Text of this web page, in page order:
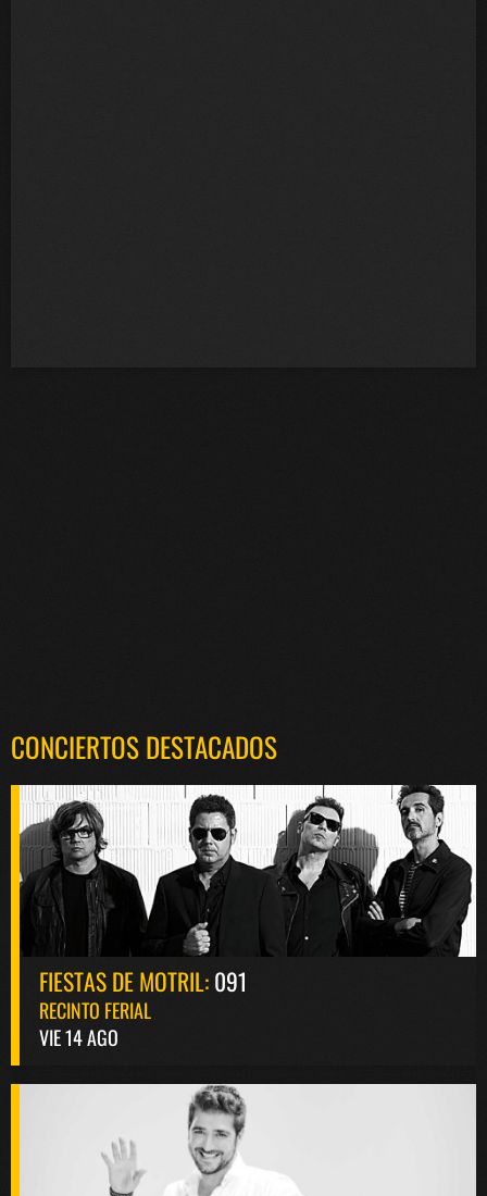
CONCIERTOS DESTACADOS
FIESTAS DE MOTRIL:091
RECINTO FERIAL
VIE 14 AGO